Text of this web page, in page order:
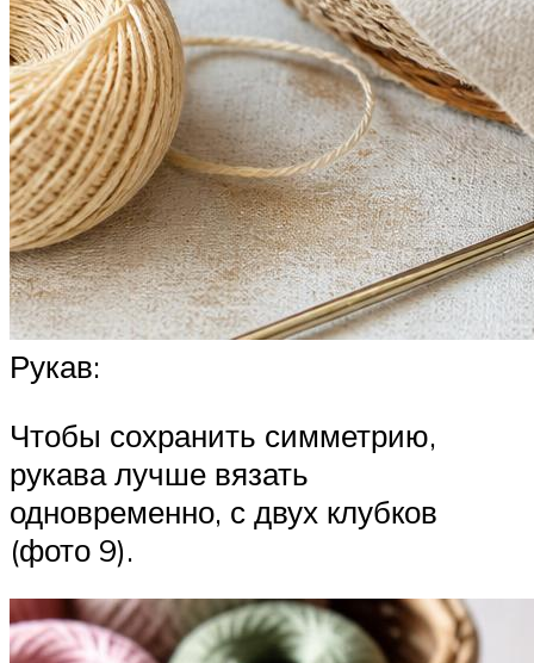
Рукав:
Чтобы сохранить симметрию,
рукава лучше вязать
одновременно, с двух клубков
(фото 9).